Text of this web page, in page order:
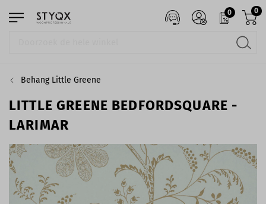
0 0
Behang Little Greene
LITTLE GREENE BEDFORDSQUARE -
LARIMAR